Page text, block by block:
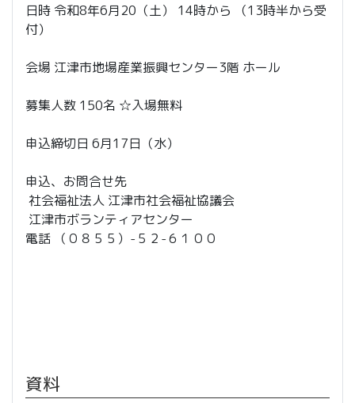
日時 令和8年6月20（土） 14時から （13時半から受
付）
会場 江津市地場産業振興センター3階 ホール
募集人数 150名 ☆入場無料
申込締切日 6月17日（水）
申込、お問合せ先
社会福祉法人 江津市社会福祉協議会
江津市ボランティアセンター
電話 （０８５５）-５２-６１００
資料